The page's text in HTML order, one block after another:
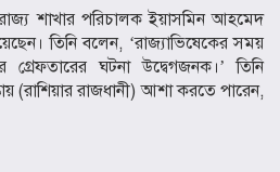
শাখার পরিচালক ইয়াসমিন আহমেদ
তিনি বলেন, ‘রাজ্যাভিষেকের সময়
গ্রেফতারের ঘটনা উদ্বেগজনক।’ তিনি
রাজধানী) আশা করতে পারেন,